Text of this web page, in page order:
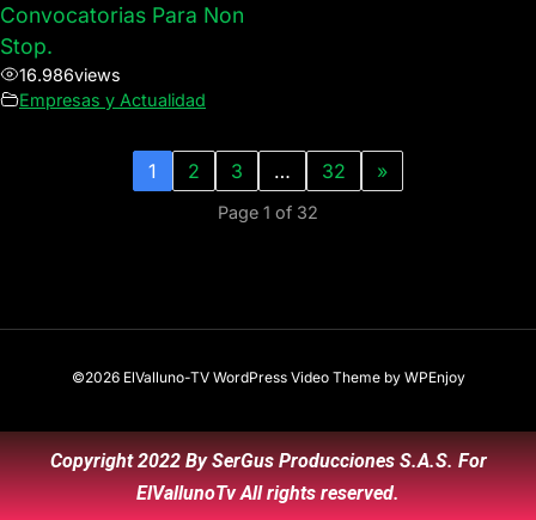
Convocatorias Para Non
Stop.
16.986views
Empresas y Actualidad
1 2 3 … 32 »
Page 1 of 32
©2026 ElValluno-TV WordPress Video Themeby WPEnjoy
Copyright 2022 By SerGus Producciones S.A.S. For
ElVallunoTv All rights reserved.